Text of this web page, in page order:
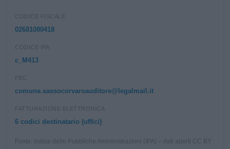
CODICE FISCALE
02681080418
CODICE IPA
c_M413
PEC
comune.sassocorvaroauditore@legalmail.it
FATTURAZIONE ELETTRONICA
6 codici destinatario (uffici)
Fonte: Indice delle Pubbliche Amministrazioni (IPA) – dati aperti CC BY